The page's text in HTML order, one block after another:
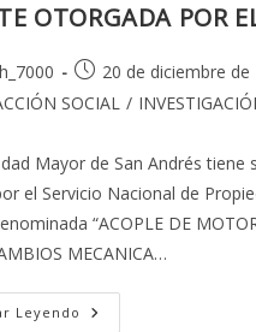
OTORGADA POR
Publicación
de
20 de diciembre de
SOCIAL /
Mayor de San Andrés tiene
el Servicio Nacional de
“ACOPLE DE
MECANICA…
Leyendo LA